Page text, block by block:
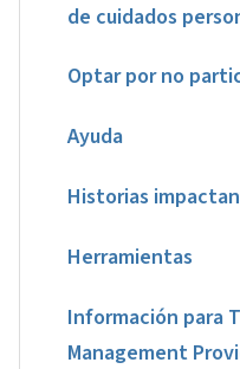
de cuidados
Optar por no
Ayuda
Historias
Herramientas
Información para
Management